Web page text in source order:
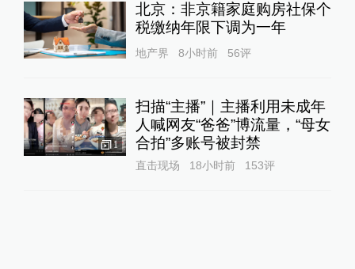
北京：非京籍家庭购房社保个
税缴纳年限下调为一年
地产界 8小时前 56评
1
扫描“主播”｜主播利用未成年
人喊网友“爸爸”博流量，“母女
合拍”多账号被封禁
直击现场 18小时前 153评